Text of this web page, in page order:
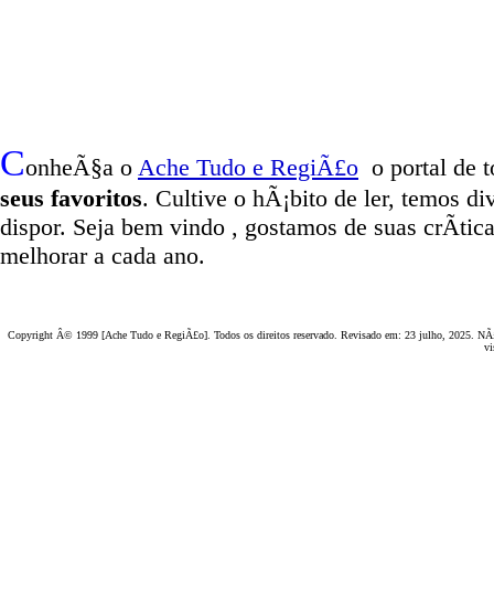
ConheÃ§a o Ache Tudo e RegiÃ£o o portal de
seus favoritos. Cultive o hÃ¡bito de ler, temos
dispor. Seja bem vindo , gostamos de suas
melhorar a cada ano.
Copyright Â© 1999 [Ache Tudo e RegiÃ£o]. Todos os direitos reservado. Revisado em: 23 julho, 2025 .